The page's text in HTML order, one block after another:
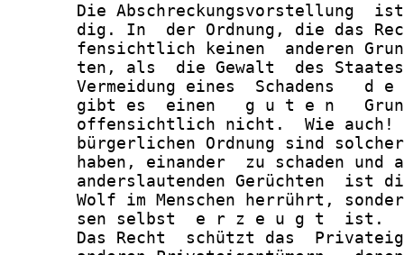
Die Abschreckungsvorstellung
dig. In  der Ordnung, die das
fensichtlich keinen  anderen
ten, als  die Gewalt  des
Vermeidung eines  Schadens   d
gibt es  einen   g u t e n
offensichtlich nicht.  Wie
bürgerlichen Ordnung sind
haben, einander  zu schaden und
anderslautenden Gerüchten  ist
Wolf im Menschen herrührt,
       sen selbst  e r z e u g t  ist.
Das Recht  schützt das